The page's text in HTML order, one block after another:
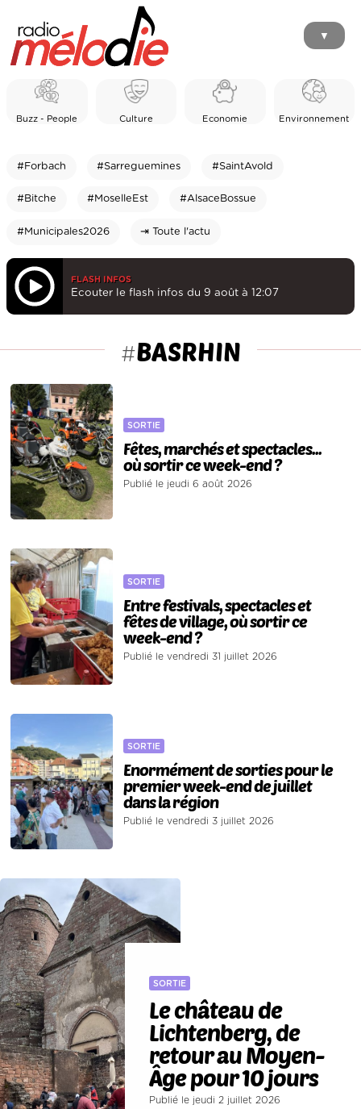
▼
Buzz - People Culture Economie Environnement
#Forbach #Sarreguemines #SaintAvold
#Bitche #MoselleEst #AlsaceBossue
#Municipales2026 ⇥ Toute l'actu
FLASH INFOS
Ecouter le flash infos du 9 août à 12:07
#BASRHIN
SORTIE
Fêtes, marchés et spectacles...
où sortir ce week-end ?
Publié le jeudi 6 août 2026
SORTIE
Entre festivals, spectacles et
fêtes de village, où sortir ce
week-end ?
Publié le vendredi 31 juillet 2026
SORTIE
Enormément de sorties pour le
premier week-end de juillet
dans la région
Publié le vendredi 3 juillet 2026
SORTIE
Le château de
Lichtenberg, de
retour au Moyen-
Âge pour 10 jours
Publié le jeudi 2 juillet 2026